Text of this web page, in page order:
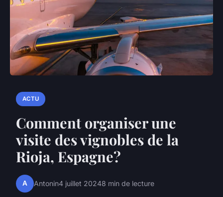
ACTU
Comment organiser une
visite des vignobles de la
Rioja, Espagne?
A Antonin4 juillet 20248 min de lecture